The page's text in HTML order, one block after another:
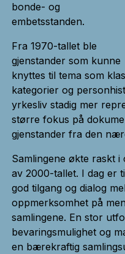
bonde- og
embetsstanden.
Fra 1970-tallet ble
gjenstander som kunne
knyttes til tema som
kategorier og
yrkesliv stadig mer
større fokus på
gjenstander fra den
Samlingene økte raskt
av 2000-tallet. I dag er
god tilgang og dialog
oppmerksomhet på
samlingene. En stor
bevaringsmulighet og
en bærekraftig